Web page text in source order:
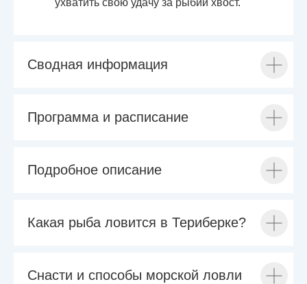
ухватить свою удачу за рыбий хвост.
Сводная информация
Программа и расписание
Подробное описание
Какая рыба ловится в Териберке?
Снасти и способы морской ловли